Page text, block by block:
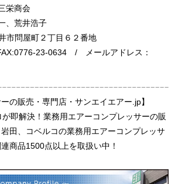
栄商会
、荒井浩子
市問屋町２丁目６２番地
23-0634 / メールアドレス：
の販売・専門店・サンエイエアー.jp】
即解決！業務用エアーコンプレッサーの販
田、コベルコの業務用エアーコンプレッサ
商品1500点以上を取扱い中！